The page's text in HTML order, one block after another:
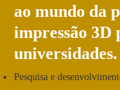
ao mundo da
impressão 3D
universidades.
Pesquisa e